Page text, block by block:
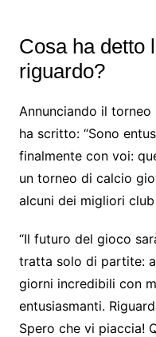
Cosa ha detto
riguardo?
Annunciando il torneo
ha scritto: “Sono
finalmente con voi:
un torneo di calcio
alcuni dei migliori
“Il futuro del gioco
tratta solo di partite:
giorni incredibili con
entusiasmanti.
Spero che vi piaccia!